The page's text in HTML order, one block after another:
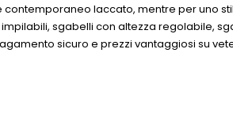
laccato, mentre per uno
sgabelli con altezza regolabile,
sicuro e prezzi vantaggiosi su